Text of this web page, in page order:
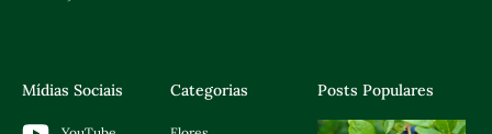
Mídias Sociais Categorias Posts Populares